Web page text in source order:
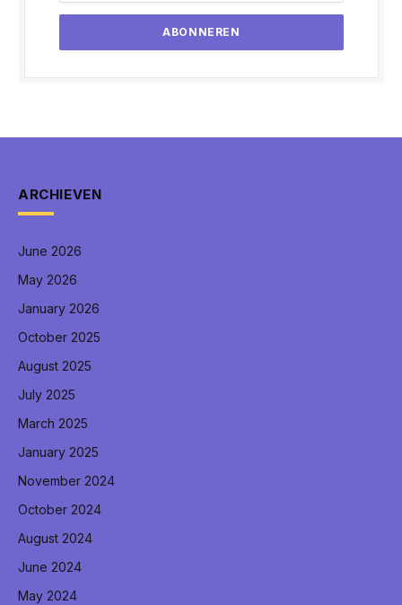
ARCHIEVEN
June 2026
May 2026
January 2026
October 2025
August 2025
July 2025
March 2025
January 2025
November 2024
October 2024
August 2024
June 2024
May 2024